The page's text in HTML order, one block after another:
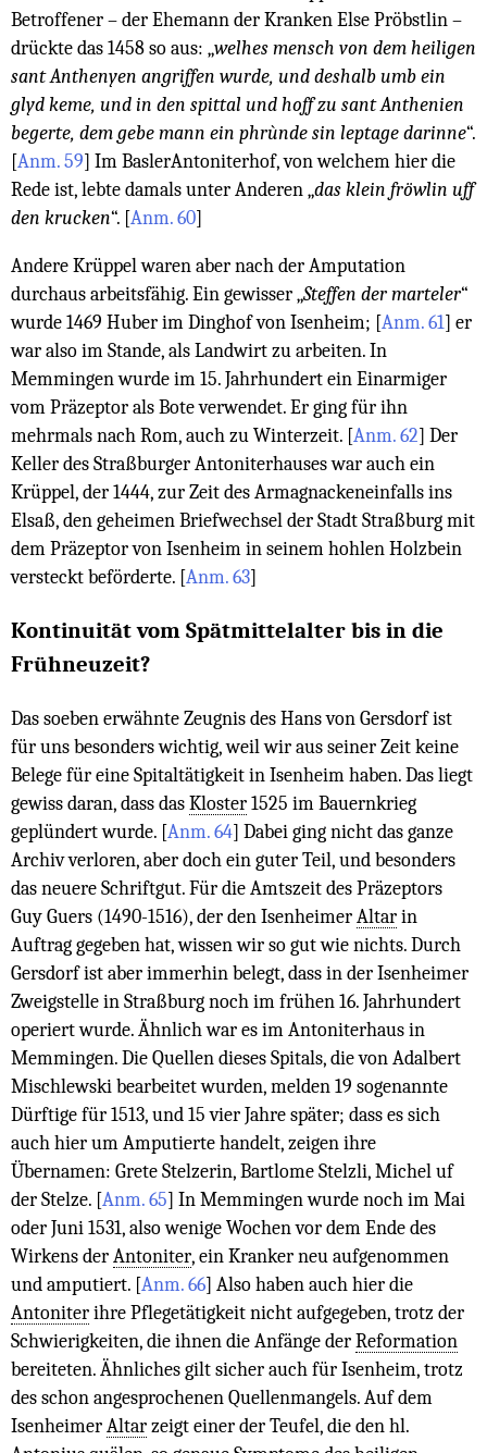
Betroffener – der Ehemann der Kranken Else Pröbstlin –
drückte das 1458 so aus: „welhes mensch von dem heiligen
sant Anthenyen angriffen wurde, und deshalb umb ein
glyd keme, und in den spittal und hoff zu sant Anthenien
begerte, dem gebe mann ein phrùnde sin leptage darinne“.
[Anm. 59] Im BaslerAntoniterhof, von welchem hier die
Rede ist, lebte damals unter Anderen „das klein fröwlin uff
den krucken“. [Anm. 60]
Andere Krüppel waren aber nach der Amputation
durchaus arbeitsfähig. Ein gewisser „Steffen der marteler“
wurde 1469 Huber im Dinghof von Isenheim; [Anm. 61] er
war also im Stande, als Landwirt zu arbeiten. In
Memmingen wurde im 15. Jahrhundert ein Einarmiger
vom Präzeptor als Bote verwendet. Er ging für ihn
mehrmals nach Rom, auch zu Winterzeit. [Anm. 62] Der
Keller des Straßburger Antoniterhauses war auch ein
Krüppel, der 1444, zur Zeit des Armagnackeneinfalls ins
Elsaß, den geheimen Briefwechsel der Stadt Straßburg mit
dem Präzeptor von Isenheim in seinem hohlen Holzbein
versteckt beförderte. [Anm. 63]
Kontinuität vom Spätmittelalter bis in die
Frühneuzeit?
Das soeben erwähnte Zeugnis des Hans von Gersdorf ist
für uns besonders wichtig, weil wir aus seiner Zeit keine
Belege für eine Spitaltätigkeit in Isenheim haben. Das liegt
gewiss daran, dass das Kloster 1525 im Bauernkrieg
geplündert wurde. [Anm. 64] Dabei ging nicht das ganze
Archiv verloren, aber doch ein guter Teil, und besonders
das neuere Schriftgut. Für die Amtszeit des Präzeptors
Guy Guers (1490-1516), der den Isenheimer Altar in
Auftrag gegeben hat, wissen wir so gut wie nichts. Durch
Gersdorf ist aber immerhin belegt, dass in der Isenheimer
Zweigstelle in Straßburg noch im frühen 16. Jahrhundert
operiert wurde. Ähnlich war es im Antoniterhaus in
Memmingen. Die Quellen dieses Spitals, die von Adalbert
Mischlewski bearbeitet wurden, melden 19 sogenannte
Dürftige für 1513, und 15 vier Jahre später; dass es sich
auch hier um Amputierte handelt, zeigen ihre
Übernamen: Grete Stelzerin, Bartlome Stelzli, Michel uf
der Stelze. [Anm. 65] In Memmingen wurde noch im Mai
oder Juni 1531, also wenige Wochen vor dem Ende des
Wirkens der Antoniter, ein Kranker neu aufgenommen
und amputiert. [Anm. 66] Also haben auch hier die
Antoniter ihre Pflegetätigkeit nicht aufgegeben, trotz der
Schwierigkeiten, die ihnen die Anfänge der Reformation
bereiteten. Ähnliches gilt sicher auch für Isenheim, trotz
des schon angesprochenen Quellenmangels. Auf dem
Isenheimer Altar zeigt einer der Teufel, die den hl.